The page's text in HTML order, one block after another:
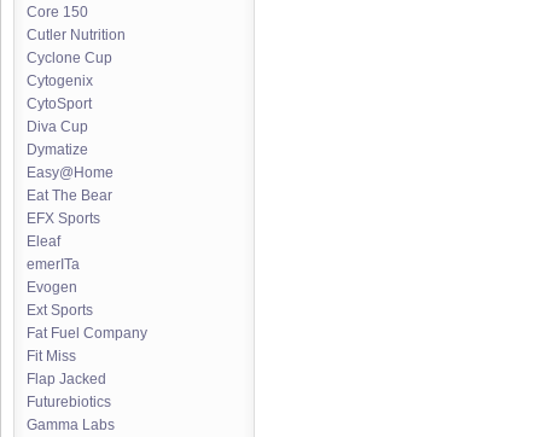
Core 150
Cutler Nutrition
Cyclone Cup
Cytogenix
CytoSport
Diva Cup
Dymatize
Easy@Home
Eat The Bear
EFX Sports
Eleaf
emerITa
Evogen
Ext Sports
Fat Fuel Company
Fit Miss
Flap Jacked
Futurebiotics
Gamma Labs